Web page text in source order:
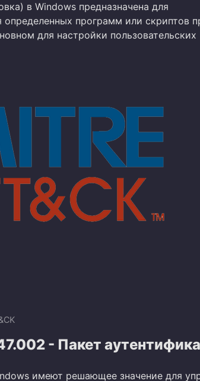
в Windows предназначена для
определенных программ или скриптов
для настройки пользовательских
- Пакет
имеют решающее значение для